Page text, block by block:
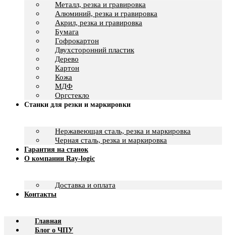
Металл, резка и гравировка
Алюминий, резка и гравировка
Акрил, резка и гравировка
Бумага
Гофрокартон
Двухсторонний пластик
Дерево
Картон
Кожа
МДФ
Оргстекло
Станки для резки и маркировки
Нержавеющая сталь, резка и маркировка
Черная сталь, резка и маркировка
Гарантия на станок
О компании Ray-logic
Доставка и оплата
Контакты
Главная
Блог о ЧПУ